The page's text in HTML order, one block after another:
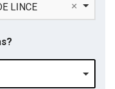
LINCE